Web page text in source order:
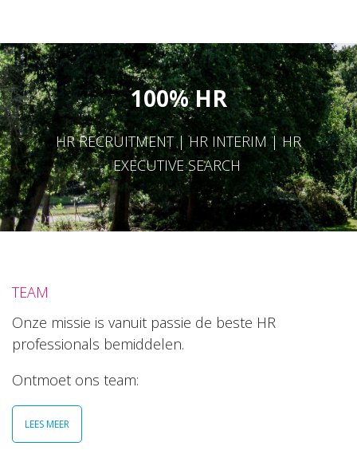
100% HR
HR RECRUITMENT | HR INTERIM | HR
EXECUTIVE SEARCH
TEAM
Onze missie is vanuit passie de beste HR
professionals bemiddelen.
Ontmoet ons team:
LEES MEER